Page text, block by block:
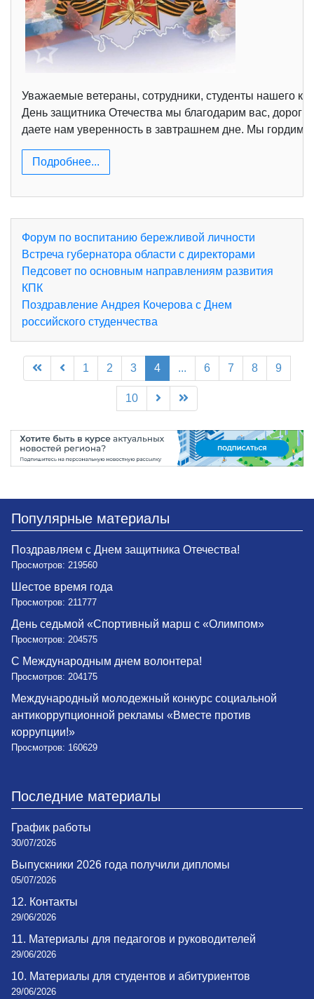
Уважаемые ветераны, сотрудники, студенты нашего
День защитника Отечества мы благодарим вас,
даете нам уверенность в завтрашнем дне. Мы
Подробнее...
Форум по воспитанию бережливой личности
Встреча губернатора области с директорами
Педсовет по основным направлениям развития
КПК
Поздравление Андрея Кочерова с Днем
российского студенчества
1 2 3 4 ... 6 7 8 9
10
Популярные материалы
Поздравляем с Днем защитника Отечества!
Просмотров: 219560
Шестое время года
Просмотров: 211777
День седьмой «Спортивный марш с «Олимпом»
Просмотров: 204575
С Международным днем волонтера!
Просмотров: 204175
Международный молодежный конкурс социальной
антикоррупционной рекламы «Вместе против
коррупции!»
Просмотров: 160629
Последние материалы
График работы
30/07/2026
Выпускники 2026 года получили дипломы
05/07/2026
12. Контакты
29/06/2026
11. Материалы для педагогов и руководителей
29/06/2026
10. Материалы для студентов и абитуриентов
29/06/2026